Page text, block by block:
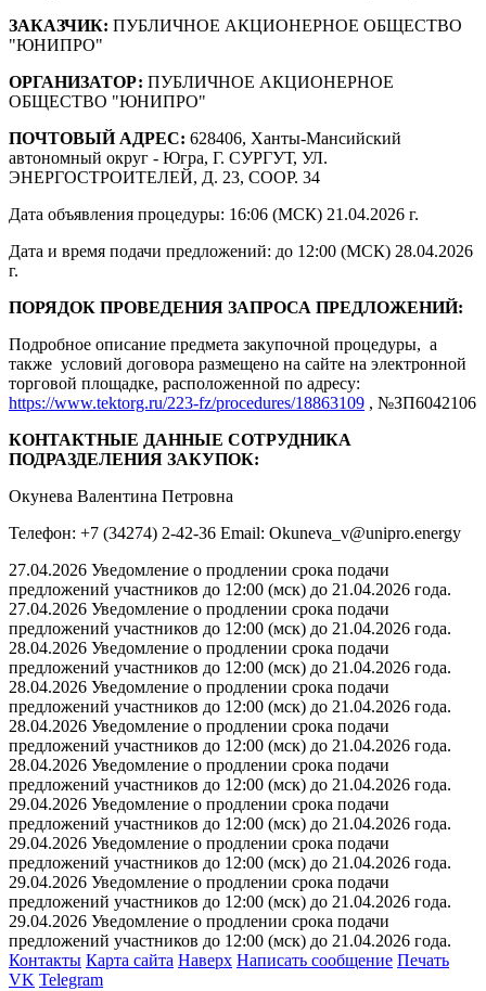
ЗАКАЗЧИК: ПУБЛИЧНОЕ АКЦИОНЕРНОЕ ОБЩЕСТВО
"ЮНИПРО"
ОРГАНИЗАТОР: ПУБЛИЧНОЕ АКЦИОНЕРНОЕ
ОБЩЕСТВО "ЮНИПРО"
ПОЧТОВЫЙ АДРЕС: 628406, Ханты-Мансийский
автономный округ - Югра, Г. СУРГУТ, УЛ.
ЭНЕРГОСТРОИТЕЛЕЙ, Д. 23, СООР. 34
Дата объявления процедуры: 16:06 (МСК) 21.04.2026 г.
Дата и время подачи предложений: до 12:00 (МСК) 28.04.2026
г.
ПОРЯДОК ПРОВЕДЕНИЯ ЗАПРОСА ПРЕДЛОЖЕНИЙ:
Подробное описание предмета закупочной процедуры, а
также условий договора размещено на сайте на электронной
торговой площадке, расположенной по адресу:
https://www.tektorg.ru/223-fz/procedures/18863109 , №ЗП6042106
КОНТАКТНЫЕ ДАННЫЕ СОТРУДНИКА
ПОДРАЗДЕЛЕНИЯ ЗАКУПОК:
Окунева Валентина Петровна
Телефон: +7 (34274) 2-42-36 Email: Okuneva_v@unipro.energy
27.04.2026 Уведомление о продлении срока подачи
предложений участников до 12:00 (мск) до 21.04.2026 года.
27.04.2026 Уведомление о продлении срока подачи
предложений участников до 12:00 (мск) до 21.04.2026 года.
28.04.2026 Уведомление о продлении срока подачи
предложений участников до 12:00 (мск) до 21.04.2026 года.
28.04.2026 Уведомление о продлении срока подачи
предложений участников до 12:00 (мск) до 21.04.2026 года.
28.04.2026 Уведомление о продлении срока подачи
предложений участников до 12:00 (мск) до 21.04.2026 года.
28.04.2026 Уведомление о продлении срока подачи
предложений участников до 12:00 (мск) до 21.04.2026 года.
29.04.2026 Уведомление о продлении срока подачи
предложений участников до 12:00 (мск) до 21.04.2026 года.
29.04.2026 Уведомление о продлении срока подачи
предложений участников до 12:00 (мск) до 21.04.2026 года.
29.04.2026 Уведомление о продлении срока подачи
предложений участников до 12:00 (мск) до 21.04.2026 года.
29.04.2026 Уведомление о продлении срока подачи
предложений участников до 12:00 (мск) до 21.04.2026 года.
Контакты Карта сайта Наверх Написать сообщение Печать
VK Telegram